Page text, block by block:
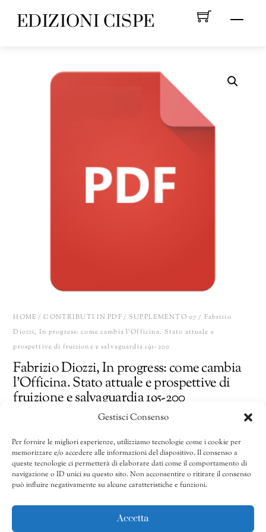
Gestisci Consenso
Per fornire le migliori esperienze, utilizziamo tecnologie come i cookie per
memorizzare e/o accedere alle informazioni del dispositivo. Il consenso a
queste tecnologie ci permetterà di elaborare dati come il comportamento di
navigazione o ID unici su questo sito. Non acconsentire o ritirare il consenso
può influire negativamente su alcune caratteristiche e funzioni.
Accetta
Menu
EDIZIONI CISPE
HOME /CONTRIBUTI IN PDF/SUPPLEMENTO 07 / Fabrizio
Diozzi, In progress: come cambia l’Officina. Stato attuale e
prospettive di fruizione e salvaguardia 195-200
Fabrizio Diozzi, In progress: come cambia
l’Officina. Stato attuale e prospettive di
fruizione e salvaguardia 195-200
Fabrizio
Diozzi,
In
progress:
AGGIUNGI AL CARRELLO Share
CATEGORIE:Contributi in pdf,Supplemento 07